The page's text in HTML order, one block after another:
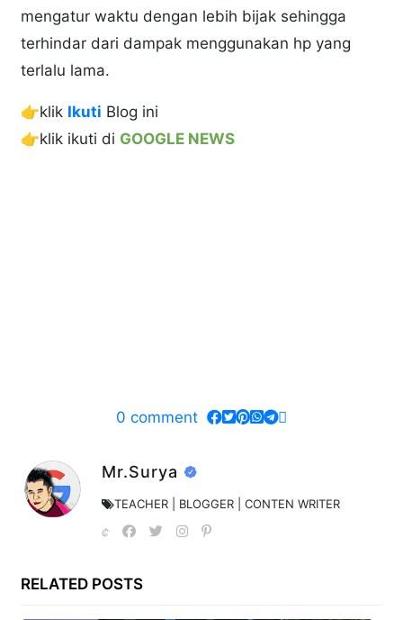
mengatur waktu dengan lebih bijak sehingga
terhindar dari dampak menggunakan hp yang
terlalu lama.
👉klik Ikuti Blog ini
👉klik ikuti di GOOGLE NEWS
0 comment
Mr.Surya
TEACHER | BLOGGER | CONTEN WRITER
RELATED POSTS